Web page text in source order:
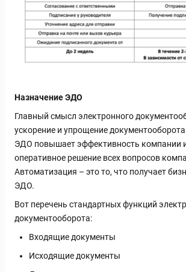
Назначение ЭДО
Главный смысл электронного
ускорение и упрощение
ЭДО повышает эффективность компании
оперативное решение всех вопросов
Автоматизация – это то, что получает
ЭДО.
Вот перечень стандартных функций
документооборота:
Входящие документы
Исходящие документы